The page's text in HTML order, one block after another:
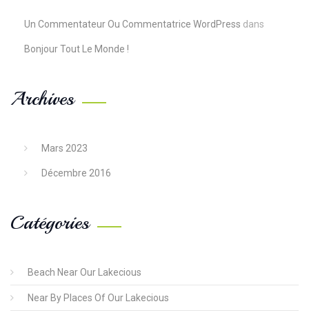
Un Commentateur Ou Commentatrice WordPress dans
Bonjour Tout Le Monde !
Archives
Mars 2023
Décembre 2016
Catégories
Beach Near Our Lakecious
Near By Places Of Our Lakecious